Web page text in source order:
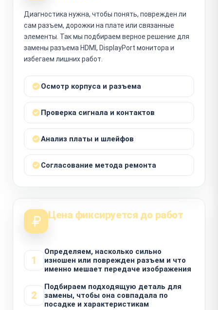
Диагностика нужна, чтобы понять, поврежден ли
сам разъем, дорожки на плате или связанные
элементы. Так мы подбираем верное решение для
замены разъема HDMI, DisplayPort монитора и
избегаем лишних работ.
Осмотр корпуса и разъема
Проверка сигнала и контактов
Анализ платы и шлейфов
Согласование метода ремонта
Цена фиксируется до работ
1
Определяем, насколько сильно
изношен или поврежден разъем и что
именно мешает передаче изображения
2
Подбираем подходящую деталь для
замены, чтобы она совпадала по
посадке и характеристикам